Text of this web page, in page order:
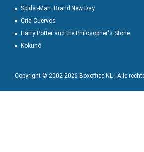
Spider-Man: Brand New Day
Cría Cuervos
Harry Potter and the Philosopher's Stone
Kokuhô
Copyright © 2002-2026 Boxoffice NL | Alle